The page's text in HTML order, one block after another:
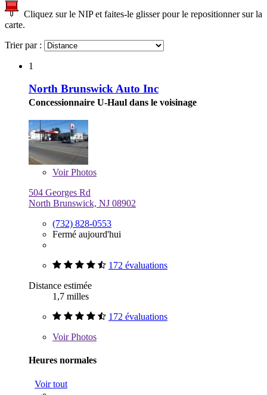
Cliquez sur le NIP et faites-le glisser pour le repositionner sur la
carte.
Trier par :
1
North Brunswick Auto Inc
Concessionnaire U-Haul dans le voisinage
VoirPhotos
504 Georges Rd
North Brunswick, NJ 08902
(732) 828-0553
Fermé aujourd'hui
172 évaluations
Distance estimée
1,7 milles
172 évaluations
VoirPhotos
Heures normales
Voir tout